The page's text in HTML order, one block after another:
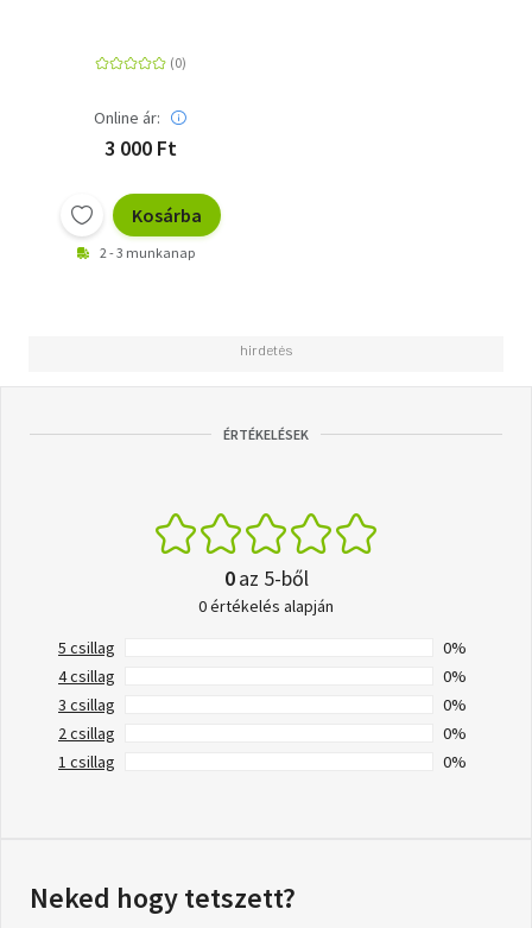
Online ár:
3 000 Ft
Kosárba
2 - 3 munkanap
ÉRTÉKELÉSEK
0az 5-ből
0 értékelés alapján
5 csillag
0%
4 csillag
0%
3 csillag
0%
2 csillag
0%
1 csillag
0%
Neked hogy tetszett?